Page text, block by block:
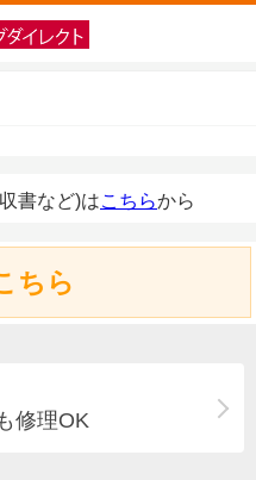
書など)はこちらから
ちら
修理OK